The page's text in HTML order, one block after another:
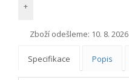
+
Zboží odešleme: 10. 8. 2026
Specifikace Popis